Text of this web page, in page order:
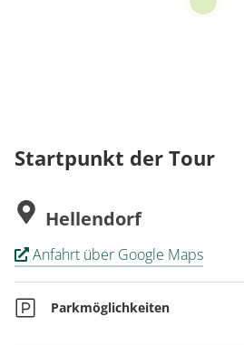
Startpunkt der Tour
Hellendorf
Anfahrt über Google Maps
Parkmöglichkeiten